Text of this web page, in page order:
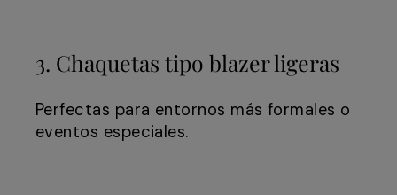
3. Chaquetas tipo blazer ligeras
Perfectas para entornos más formales o
eventos especiales.